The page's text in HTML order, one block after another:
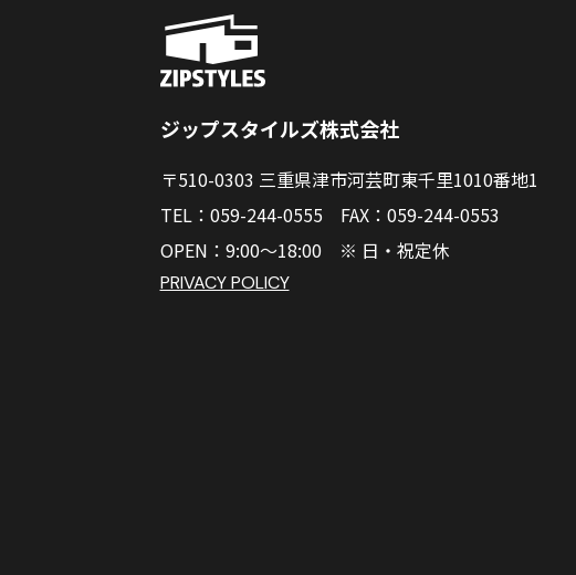
ジップスタイルズ株式会社
〒510-0303 三重県津市河芸町東千里1010番地1
TEL：059-244-0555 FAX：059-244-0553
OPEN：9:00～18:00 ※ 日・祝定休
PRIVACY POLICY